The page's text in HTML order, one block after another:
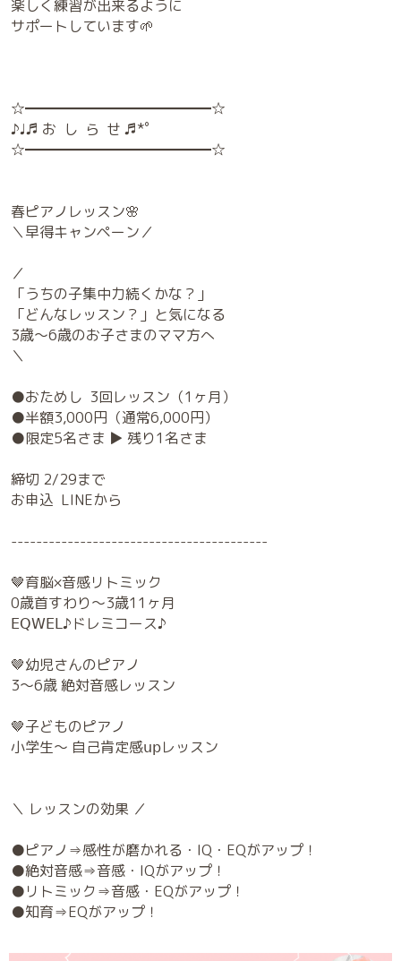
楽しく練習が出来るように
サポートしています🌱
☆━━━━━━━━━━━━━☆
♪♩♬ お し ら せ ♬*゜
☆━━━━━━━━━━━━━☆
春ピアノレッスン🌸
＼早得キャンペーン／
／
「うちの子集中力続くかな？」
「どんなレッスン？」と気になる
3歳～6歳のお子さまのママ方へ
＼
●おためし 3回レッスン（1ヶ月）
●半額3,000円（通常6,000円）
●限定5名さま ▶ 残り1名さま
締切 2/29まで
お申込 LINEから
-----------------------------------------
🤎育脳×音感リトミック
0歳首すわり～3歳11ヶ月
𝖤𝖰𝖶𝖤𝖫♪ドレミコース♪
🤎幼児さんのピアノ
3～6歳 絶対音感レッスン
🤎子どものピアノ
小学生～ 自己肯定感𝗎𝗉レッスン
＼ レッスンの効果 ／
●ピアノ⇒感性が磨かれる・IQ・EQがアップ！
●絶対音感⇒音感・IQがアップ！
●リトミック⇒音感・EQがアップ！
●知育⇒EQがアップ！